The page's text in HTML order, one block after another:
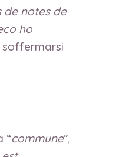
de notes de
ho
soffermarsi
“commune”,